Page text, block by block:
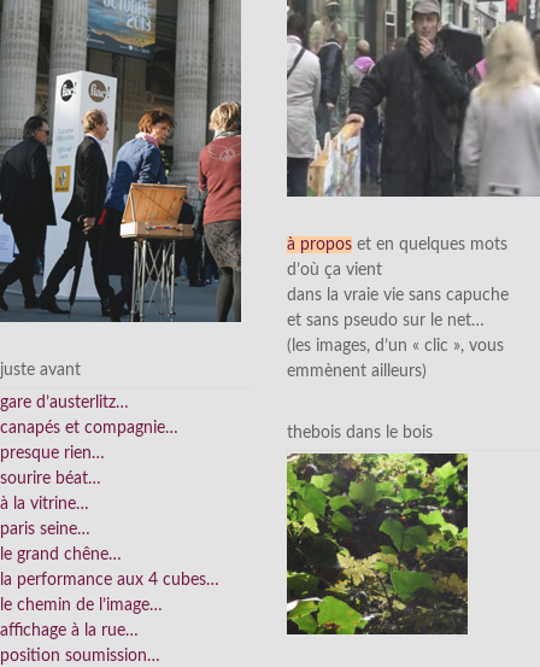
juste avant
gare d’austerlitz…
canapés et compagnie…
presque rien…
sourire béat…
à la vitrine…
paris seine…
le grand chêne…
la performance aux 4 cubes…
le chemin de l’image…
affichage à la rue…
position soumission…
à propos et en quelques mots
d’où ça vient
dans la vraie vie sans capuche
et sans pseudo sur le net…
(les images, d’un « clic », vous
emmènent ailleurs)
thebois dans le bois